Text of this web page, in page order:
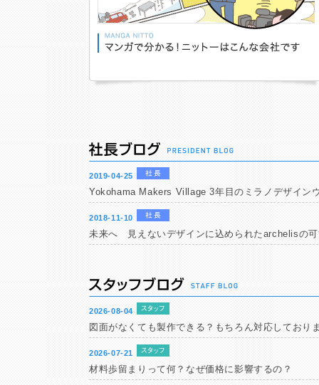
2019-04-25
Yokohama Makers Village 3年目のミラノデザイン
2018-11-10
未来へ 見えないデザインに込められたarchelisの
2026-08-04
図面がなくても製作できる？もちろん対応しており
2026-07-21
材料歩留まりって何？なぜ価格に影響するの？